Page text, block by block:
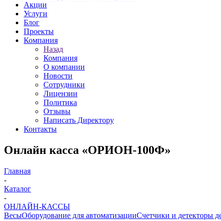
Акции
Услуги
Блог
Проекты
Компания
Назад
Компания
О компании
Новости
Сотрудники
Лицензии
Политика
Отзывы
Написать Директору
Контакты
Онлайн касса «ОРИОН-100Ф»
Главная
-
Каталог
-
ОНЛАЙН-КАССЫ
ВесыОборудование для автоматизацииСчетчики и детекторы